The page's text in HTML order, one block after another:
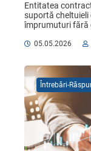
Entitatea
suportă cheltuieli
împrumuturi fără
05.05.2026
Întrebări-